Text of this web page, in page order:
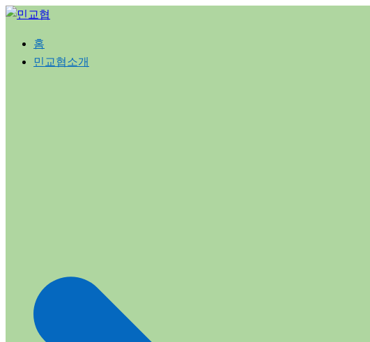
Skip
content
홈
민교협소개